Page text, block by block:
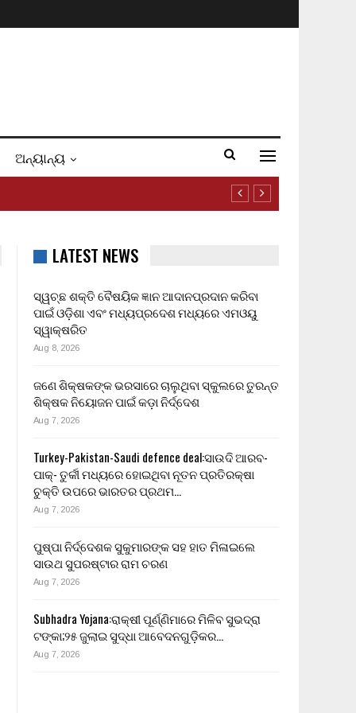
ଅନ୍ୟାନ୍ୟ
LATEST NEWS
ସ୍ୱଚ୍ଛ ଶକ୍ତି ବୈଷୟିକ ଜ୍ଞାନ ଆଦାନପ୍ରଦାନ କରିବା
ପାଇଁ ଓଡ଼ିଶା ଏବଂ ମଧ୍ୟପ୍ରଦେଶ ମଧ୍ୟରେ ଏମଓୟୁ
ସ୍ୱାକ୍ଷରିତ
Aug 8, 2026
ଜଣେ ଶିକ୍ଷକଙ୍କ ଭରସାରେ ଚାଲୁଥିବା ସ୍କୁଲରେ ତୁରନ୍ତ
ଶିକ୍ଷକ ନିୟୋଜନ ପାଇଁ କଡ଼ା ନିର୍ଦ୍ଦେଶ
Aug 7, 2026
Turkey-Pakistan-Saudi defence deal:ସାଉଦି ଆରବ-
ପାକ୍- ତୁର୍କୀ ମଧ୍ୟରେ ହୋଇଥିବା ନୂତନ ପ୍ରତିରକ୍ଷା
ଚୁକ୍ତି ଉପରେ ଭାରତର ପ୍ରଥମ…
Aug 7, 2026
ପୁଷ୍ପା ନିର୍ଦ୍ଦେଶକ ସୁକୁମାରଙ୍କ ସହ ହାତ ମିଳାଇଲେ
ସାଉଥ ସୁପରଷ୍ଟାର ରାମ ଚରଣ
Aug 7, 2026
Subhadra Yojana:ରାକ୍ଷୀ ପୂର୍ଣ୍ଣିମାରେ ମିଳିବ ସୁଭଦ୍ରା
ଟଙ୍କା;୨୫ ଜୁଲାଇ ସୁଦ୍ଧା ଆବେଦନଗୁଡ଼ିକର…
Aug 7, 2026